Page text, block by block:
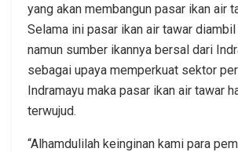
yang akan membangun pasar ikan air
Selama ini pasar ikan air tawar
namun sumber ikannya bersal dari
sebagai upaya memperkuat sektor
Indramayu maka pasar ikan air tawar
terwujud.
“Alhamdulilah keinginan kami para